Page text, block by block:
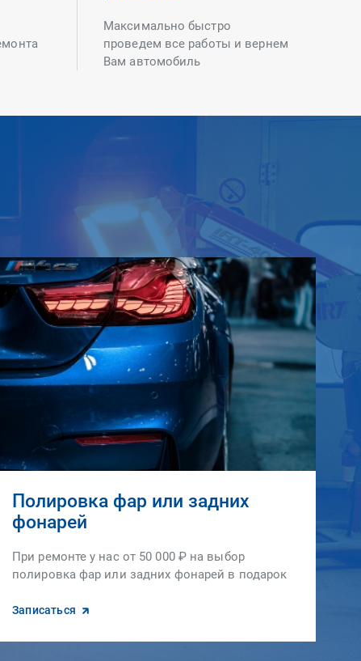
Максимально быстро
проведем все работы и вернем
Вам автомобиль
Полировка фар или задних
фонарей
При ремонте у нас от 50 000 ₽ на выбор
полировка фар или задних фонарей в подарок
Записаться